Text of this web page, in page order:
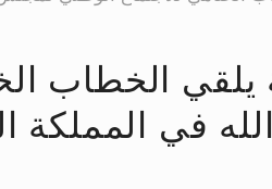
المؤمنين أيده الله
وأعداء الإسلام اضغط هنا
يلقي الخطاب
في المملكة